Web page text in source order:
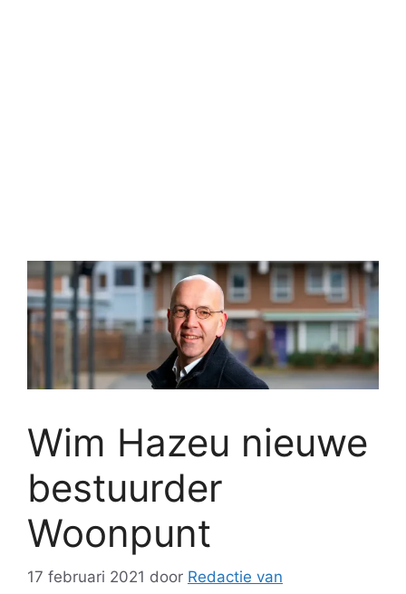
Wim Hazeu nieuwe
bestuurder
Woonpunt
17 februari 2021 door Redactie van